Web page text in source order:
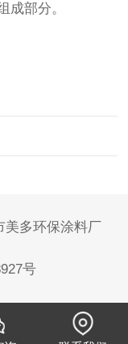
成部分。
美多环保涂料厂
号